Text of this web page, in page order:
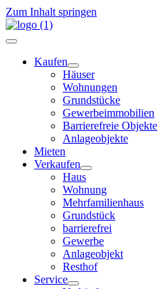
Zum Inhalt springen
Kaufen
Häuser
Wohnungen
Grundstücke
Gewerbeimmobilien
Barrierefreie Objekte
Anlageobjekte
Mieten
Verkaufen
Haus
Wohnung
Mehrfamilienhaus
Grundstück
barrierefrei
Gewerbe
Anlageobjekt
Resthof
Service